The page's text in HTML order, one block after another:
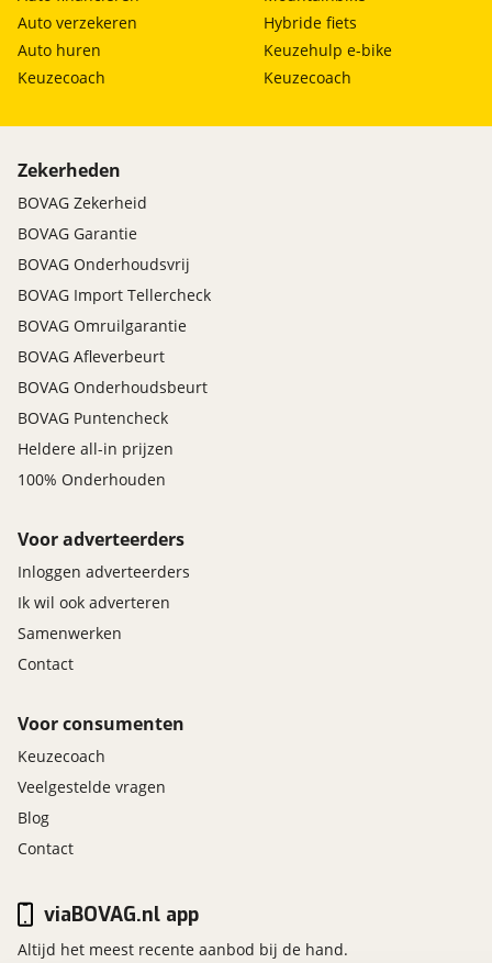
Auto verzekeren
Auto huren
Keuzecoach
Hybride fiets
Keuzehulp e-bike
Keuzecoach
Zekerheden
BOVAG Zekerheid
BOVAG Garantie
BOVAG Onderhoudsvrij
BOVAG Import Tellercheck
BOVAG Omruilgarantie
BOVAG Afleverbeurt
BOVAG Onderhoudsbeurt
BOVAG Puntencheck
Heldere all-in prijzen
100% Onderhouden
Voor adverteerders
Inloggen adverteerders
Ik wil ook adverteren
Samenwerken
Contact
Voor consumenten
Keuzecoach
Veelgestelde vragen
Blog
Contact
viaBOVAG.nl app
Altijd het meest recente aanbod bij de hand.